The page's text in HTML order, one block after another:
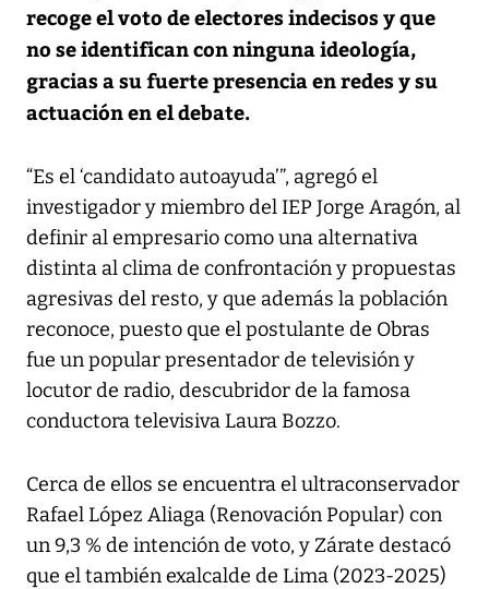
recoge el voto de electores indecisos y que
no se identifican con ninguna ideología,
gracias a su fuerte presencia en redes y su
actuación en el debate.
“Es el ‘candidato autoayuda’”, agregó el
investigador y miembro del IEP Jorge Aragón, al
definir al empresario como una alternativa
distinta al clima de confrontación y propuestas
agresivas del resto, y que además la población
reconoce, puesto que el postulante de Obras
fue un popular presentador de televisión y
locutor de radio, descubridor de la famosa
conductora televisiva Laura Bozzo.
Cerca de ellos se encuentra el ultraconservador
Rafael López Aliaga (Renovación Popular) con
un 9,3 % de intención de voto, y Zárate destacó
que el también exalcalde de Lima (2023-2025)